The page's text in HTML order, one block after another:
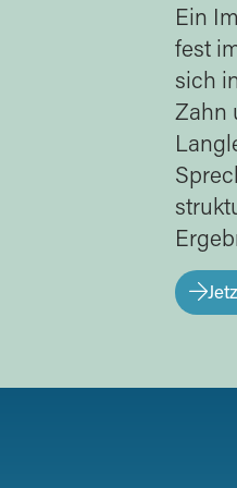
Ein
fest
sich
Zahn